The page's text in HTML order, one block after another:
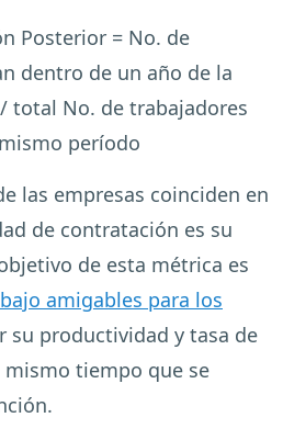
Posterior = No. de
dentro de un año de la
total No. de trabajadores
período
las empresas coinciden en
de contratación es su
de esta métrica es
amigables para los
su productividad y tasa de
tiempo que se